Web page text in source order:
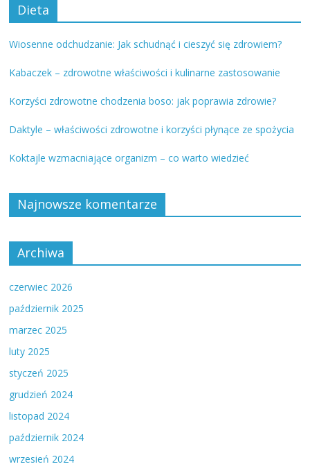
Dieta
Wiosenne odchudzanie: Jak schudnąć i cieszyć się zdrowiem?
Kabaczek – zdrowotne właściwości i kulinarne zastosowanie
Korzyści zdrowotne chodzenia boso: jak poprawia zdrowie?
Daktyle – właściwości zdrowotne i korzyści płynące ze spożycia
Koktajle wzmacniające organizm – co warto wiedzieć
Najnowsze komentarze
Archiwa
czerwiec 2026
październik 2025
marzec 2025
luty 2025
styczeń 2025
grudzień 2024
listopad 2024
październik 2024
wrzesień 2024